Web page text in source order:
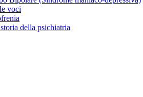
voci
della psichiatria